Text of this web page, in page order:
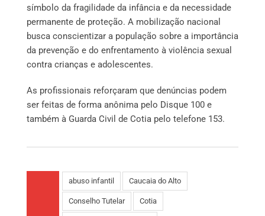
símbolo da fragilidade da infância e da necessidade
permanente de proteção. A mobilização nacional
busca conscientizar a população sobre a importância
da prevenção e do enfrentamento à violência sexual
contra crianças e adolescentes.
As profissionais reforçaram que denúncias podem
ser feitas de forma anônima pelo Disque 100 e
também à Guarda Civil de Cotia pelo telefone 153.
abuso infantil Caucaia do Alto
Conselho Tutelar Cotia